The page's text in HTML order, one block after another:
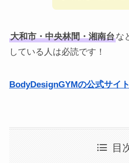
大和市・中央林間・湘南台な
している人は必読です！
BodyDesignGYMの公式サイ
目